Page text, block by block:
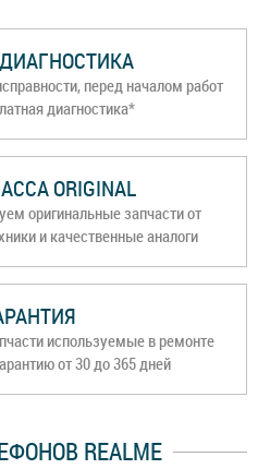
перед началом работ
диагностика*
ORIGINAL
оригинальные запчасти от
и качественные аналоги
используемые в ремонте
от 30 до 365 дней
REALME